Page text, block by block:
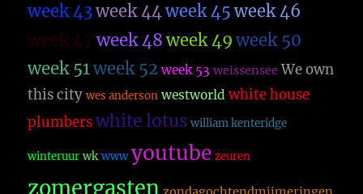
week 43week 44week 45 week 46
week 47 week 48 week 49 week 50
week 51week 52 week 53 weissensee We own
this city wes anderson westworld white house
plumbers white lotus william kenteridge
winteruur wk www youtube zeuren
zomergasten